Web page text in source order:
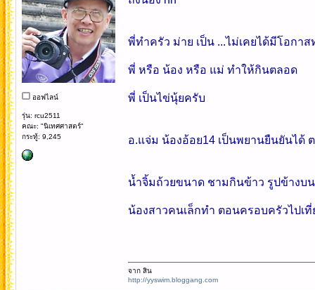
ออฟไลน์
รุ่น: rcu2511
คณะ: "นิเทศศาสตร์"
กระทู้: 9,245
พี่ทำครัว ม่าย เป็น ...ไม่เคยได้มีโอกาส
พี่ หรือ น้อง หรือ แม่ ทำให้กินตลอด
พี่ เป็นไข่นุ้ยครับ
อ.แจ่ม น้องอ้อย14 เป็นพยานยืนยันได้
น้ำจิ้มถ้วยขนาด ชามกินข้าว รูปข้างบ
น้องสาวคนเล็กทำ ตอนครอบครัวไปเ
จาก สิน
http://yyswim.bloggang.com